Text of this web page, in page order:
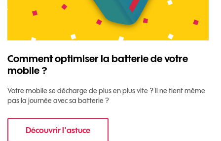
Comment optimiser la batterie de votre
mobile ?
Votre mobile se décharge de plus en plus vite ? Il ne tient même
pas la journée avec sa batterie ?
Découvrir l'astucepour Comment optimiser la batterie de